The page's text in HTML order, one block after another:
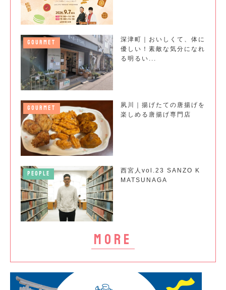
more
GOURMET
深津町｜おいしくて、体に
優しい！素敵な気分になれ
る明るい...
GOURMET
夙川｜揚げたての唐揚げを
楽しめる唐揚げ専門店
PEOPLE
西宮人vol.23 SANZO K
MATSUNAGA